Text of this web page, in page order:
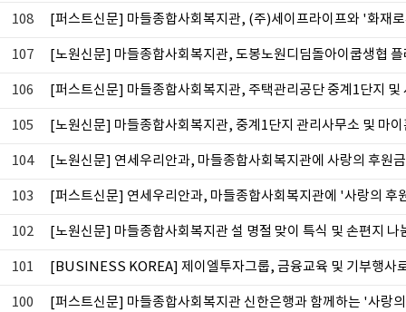
108 [퍼스트신문] 마들종합사회복지관, (주)세이프라이프와 '화
107 [노원신문] 마들종합사회복지관, 도봉노원디딤돌아이쿱생협
106 [퍼스트신문] 마들종합사회복지관, 주택관리공단 중계1단지
105 [노원신문] 마들종합사회복지관, 중계1단지 관리사무소 및 마
104 [노원신문] 연세우리안과, 마들종합사회복지관에 사랑의 후원
103 [퍼스트신문] 연세우리안과, 마들종합사회복지관에 '사랑의 후
102 [노원신문] 마들종합사회복지관 설 명절 맞이 특식 및 손편지 나
101 [BUSINESS KOREA] 제이엘투자그룹, 금융교육 및 기부행사
100 [퍼스트신문] 마들종합사회복지관 신한은행과 함께하는 '사랑